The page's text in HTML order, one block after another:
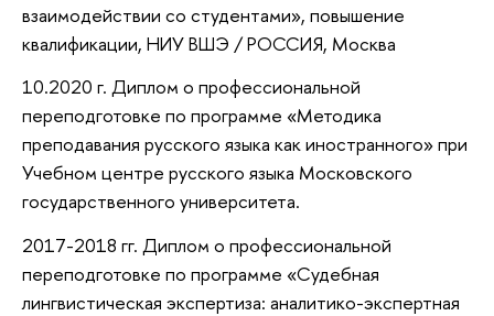
взаимодействии со студентами», повышение
квалификации, НИУ ВШЭ / РОССИЯ, Москва
10.2020 г. Диплом о профессиональной
переподготовке по программе «Методика
преподавания русского языка как иностранного» при
Учебном центре русского языка Московского
государственного университета.
2017-2018 гг. Диплом о профессиональной
переподготовке по программе «Судебная
лингвистическая экспертиза: аналитико-экспертная